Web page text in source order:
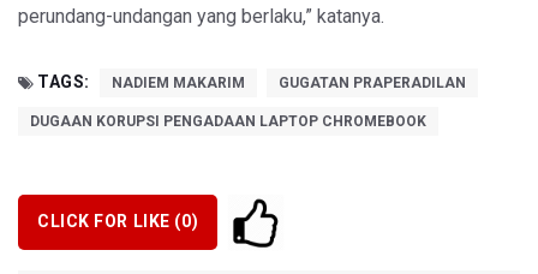
perundang-undangan yang berlaku,” katanya.
TAGS: NADIEM MAKARIM GUGATAN PRAPERADILAN
DUGAAN KORUPSI PENGADAAN LAPTOP CHROMEBOOK
CLICK FOR LIKE (0)